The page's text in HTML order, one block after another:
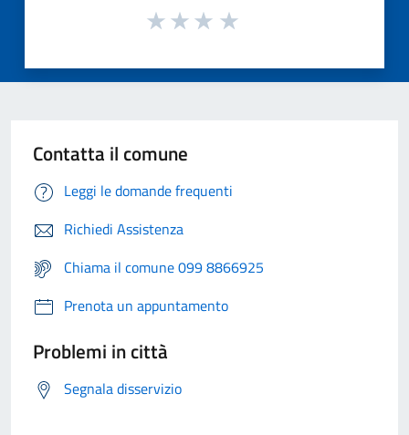
Contatta il comune
Leggi le domande frequenti
Richiedi Assistenza
Chiama il comune 099 8866925
Prenota un appuntamento
Problemi in città
Segnala disservizio